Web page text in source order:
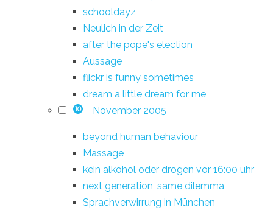
schooldayz
Neulich in der Zeit
after the pope's election
Aussage
flickr is funny sometimes
dream a little dream for me
10 November 2005
beyond human behaviour
Massage
kein alkohol oder drogen vor 16:00 uhr
next generation, same dilemma
Sprachverwirrung in München